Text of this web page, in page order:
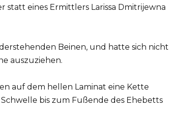
statt eines Ermittlers Larissa Dmitrijewna
Beinen, und hatte sich nicht
auszuziehen.
auf dem hellen Laminat eine Kette
bis zum Fußende des Ehebetts